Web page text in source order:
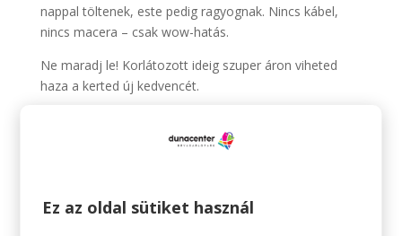
nappal töltenek, este pedig ragyognak. Nincs kábel,
nincs macera – csak wow-hatás.
Ne maradj le! Korlátozott ideig szuper áron viheted
haza a kerted új kedvencét.
Ez az oldal sütiket használ